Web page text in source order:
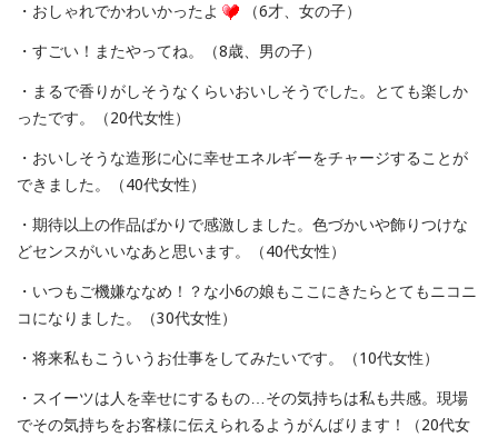
・おしゃれでかわいかったよ （6才、女の子）
・すごい！またやってね。（8歳、男の子）
・まるで香りがしそうなくらいおいしそうでした。とても楽しか
ったです。（20代女性）
・おいしそうな造形に心に幸せエネルギーをチャージすることが
できました。（40代女性）
・期待以上の作品ばかりで感激しました。色づかいや飾りつけな
どセンスがいいなあと思います。（40代女性）
・いつもご機嫌ななめ！？な小6の娘もここにきたらとてもニコニ
コになりました。（30代女性）
・将来私もこういうお仕事をしてみたいです。（10代女性）
・スイーツは人を幸せにするもの…その気持ちは私も共感。現場
でその気持ちをお客様に伝えられるようがんばります！（20代女